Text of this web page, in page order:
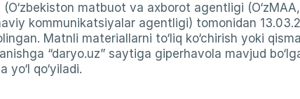
matbuot va axborot agentligi
kommunikatsiyalar agentligi) tomonidan
Matnli materiallarni to‘liq ko‘chirish yoki
“daryo.uz” saytiga giperhavola mavjud
qo‘yiladi.